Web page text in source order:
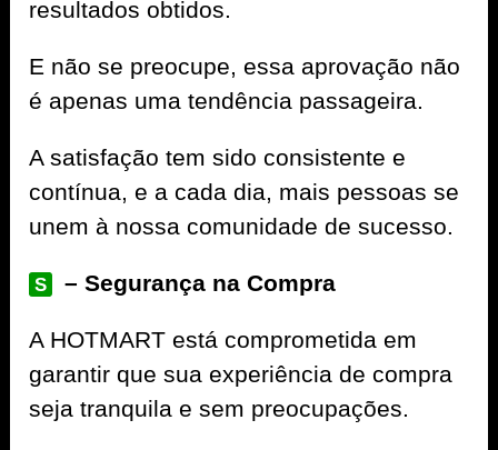
resultados obtidos.
E não se preocupe, essa aprovação não
é apenas uma tendência passageira.
A satisfação tem sido consistente e
contínua, e a cada dia, mais pessoas se
unem à nossa comunidade de sucesso.
S – Segurança na Compra
A HOTMART está comprometida em
garantir que sua experiência de compra
seja tranquila e sem preocupações.